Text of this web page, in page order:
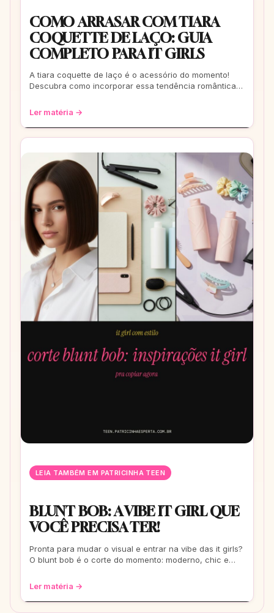
COMO ARRASAR COM TIARA
COQUETTE DE LAÇO: GUIA
COMPLETO PARA IT GIRLS
A tiara coquette de laço é o acessório do momento!
Descubra como incorporar essa tendência romântica e
Ler matéria →
LEIA TAMBÉM EM PATRICINHA TEEN
BLUNT BOB: A VIBE IT GIRL QUE
VOCÊ PRECISA TER!
Pronta para mudar o visual e entrar na vibe das it girls?
O blunt bob é o corte do momento: moderno, chic e
Ler matéria →